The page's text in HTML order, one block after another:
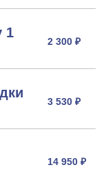
1
2 300 ₽
3 530 ₽
14 950 ₽